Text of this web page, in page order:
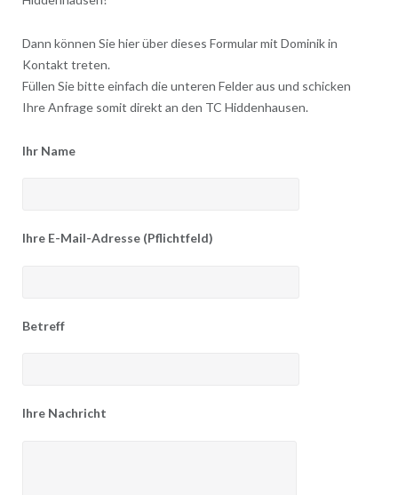
Dann können Sie hier über dieses Formular mit Dominik in
Kontakt treten.
Füllen Sie bitte einfach die unteren Felder aus und schicken
Ihre Anfrage somit direkt an den TC Hiddenhausen.
Ihr Name
Ihre E-Mail-Adresse (Pflichtfeld)
Betreff
Ihre Nachricht